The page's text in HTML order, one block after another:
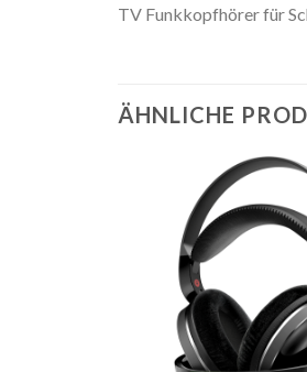
TV Funkkopfhörer für
ÄHNLICHE